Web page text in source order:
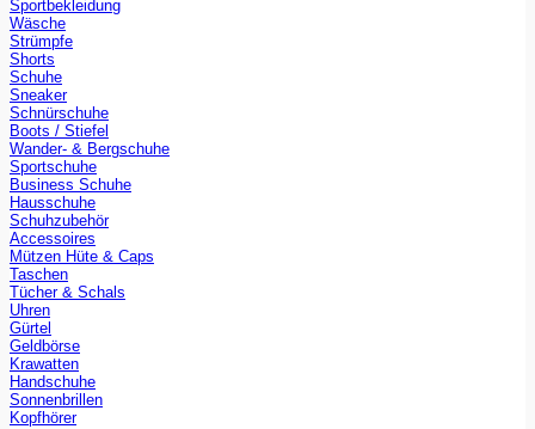
Sportbekleidung
Wäsche
Strümpfe
Shorts
Schuhe
Sneaker
Schnürschuhe
Boots / Stiefel
Wander- & Bergschuhe
Sportschuhe
Business Schuhe
Hausschuhe
Schuhzubehör
Accessoires
Mützen Hüte & Caps
Taschen
Tücher & Schals
Uhren
Gürtel
Geldbörse
Krawatten
Handschuhe
Sonnenbrillen
Kopfhörer